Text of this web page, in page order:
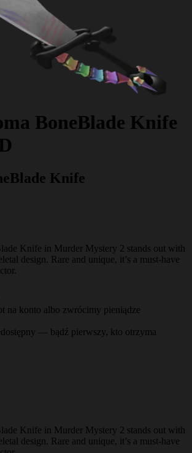
BoneBlade Knife
Knife
Knife in Murder Mystery 2 stands out with
design. Rare and unique, it’s a must-have
na konto albo zwrócimy pieniądze
— bądź pierwszy, kto otrzyma
Knife in Murder Mystery 2 stands out with
design. Rare and unique, it’s a must-have